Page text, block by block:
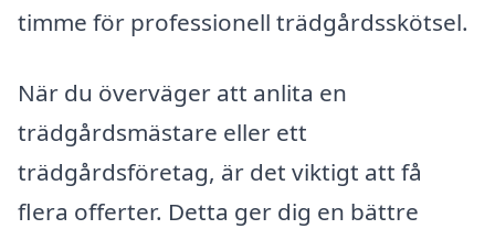
timme för professionell trädgårdsskötsel.
När du överväger att anlita en
trädgårdsmästare eller ett
trädgårdsföretag, är det viktigt att få
flera offerter. Detta ger dig en bättre